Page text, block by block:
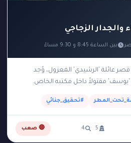
والجدار الزجاجي
بين الساعة 8:45 و 9:30 مساءً
عائلة 'الرشيدي' المعزول، وُجد
'يوسف' مقتولاً داخل مكتبه الخاص.
#تحقيق_جنائي
5
4 🔴 صعب